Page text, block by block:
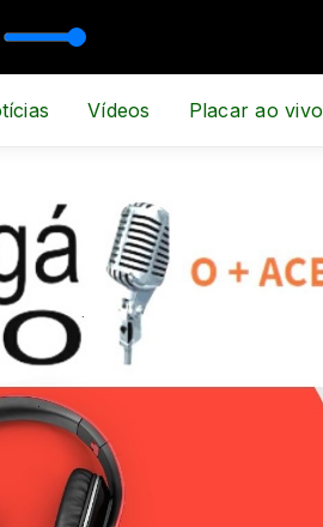
E NOTÍCIA
Vídeos Placar ao vivo